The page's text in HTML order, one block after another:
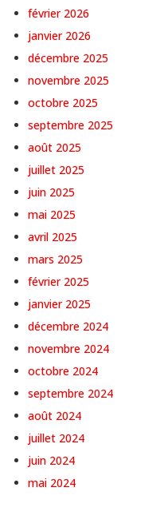
février 2026
janvier 2026
décembre 2025
novembre 2025
octobre 2025
septembre 2025
août 2025
juillet 2025
juin 2025
mai 2025
avril 2025
mars 2025
février 2025
janvier 2025
décembre 2024
novembre 2024
octobre 2024
septembre 2024
août 2024
juillet 2024
juin 2024
mai 2024